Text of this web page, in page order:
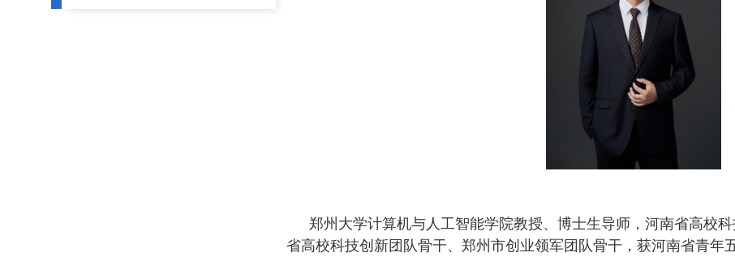
郑州大学计算机与人工智能学院教授、博士生导师，河南省高校
省高校科技创新团队骨干、郑州市创业领军团队骨干，获河南省青年